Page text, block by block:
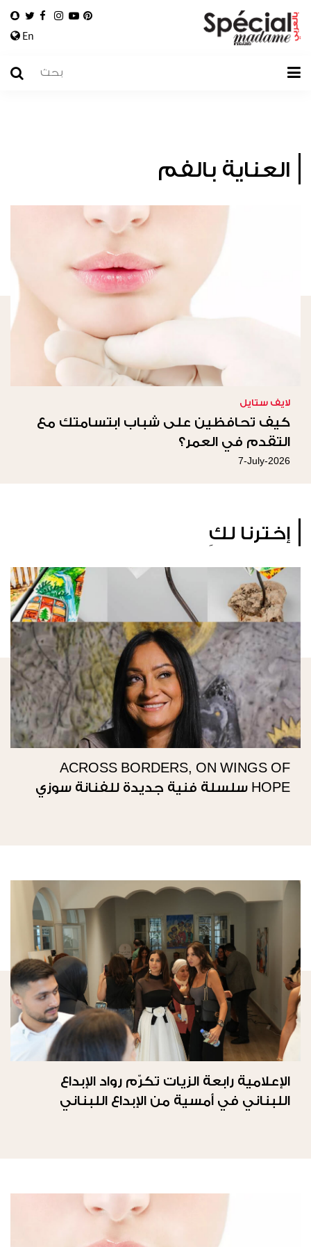
En
العناية بالفم
لايف ستايل
كيف تحافظين على شباب ابتسامتك مع
التقدم في العمر؟
7-July-2026
إخترنا لكِ
ACROSS BORDERS, ON WINGS OF
HOPE سلسلة فنية جديدة للفنانة سوزي
الإعلامية رابعة الزيات تكرّم رواد الإبداع
اللبناني في أمسية من الإبداع اللبناني